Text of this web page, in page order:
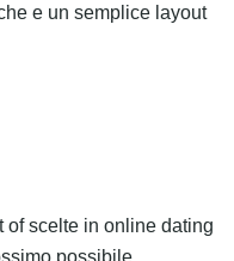
e un semplice layout
scelte in online dating
possibile